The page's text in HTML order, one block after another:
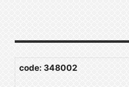
code: 348002